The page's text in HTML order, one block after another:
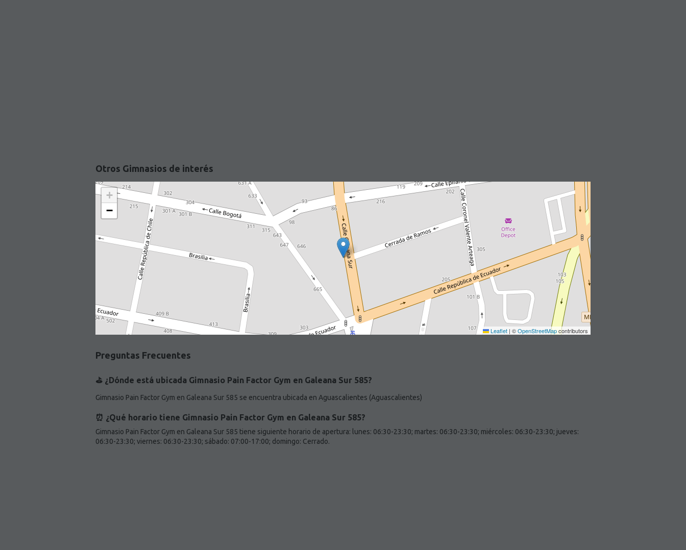
Otros Gimnasios de interés
+
−
Leaflet | ©OpenStreetMapcontributors
Preguntas Frecuentes
⛳️ ¿Dónde está ubicada Gimnasio Pain Factor Gym en Galeana Sur 585?
Gimnasio Pain Factor Gym en Galeana Sur 585 se encuentra ubicada en Aguascalientes (Aguascalientes)
⏰ ¿Qué horario tiene Gimnasio Pain Factor Gym en Galeana Sur 585?
Gimnasio Pain Factor Gym en Galeana Sur 585 tiene siguiente horario de apertura: lunes: 06:30-23:30; martes: 06:30-23:30; miércoles: 06:30-23:30; jueves:
06:30-23:30; viernes: 06:30-23:30; sábado: 07:00-17:00; domingo: Cerrado.